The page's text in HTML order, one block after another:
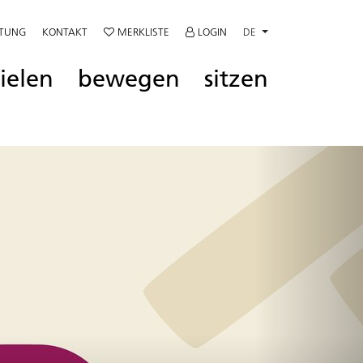
KONTAKT MERKLISTE LOGIN DE
bewegen sitzen